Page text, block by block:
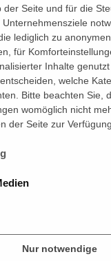
gefunden.
Sie uns
der Seite und für die
lediglich zu anonymen
für
Inhalte
welche
Bitte beachten Sie,
womöglich nicht
der Seite zur
Nur notwendige